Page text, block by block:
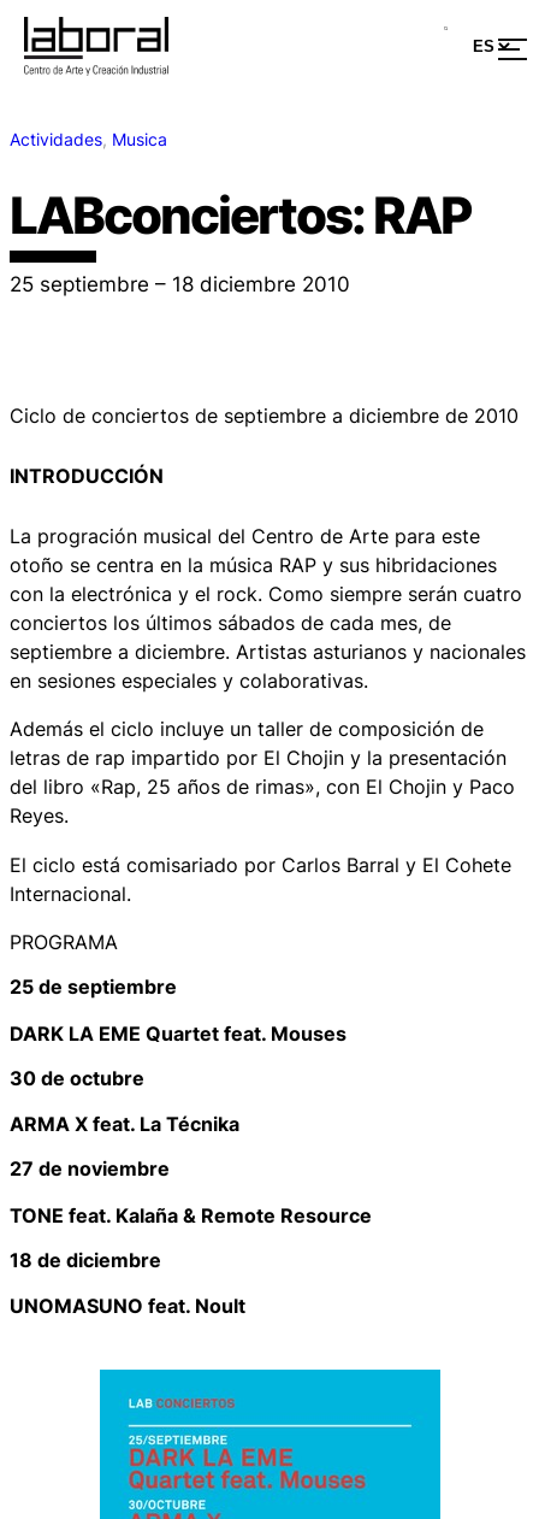
Actividades, Musica
LABconciertos: RAP
25 septiembre – 18 diciembre 2010
Ciclo de conciertos de septiembre a diciembre de 2010
INTRODUCCIÓN
La progración musical del Centro de Arte para este
otoño se centra en la música RAP y sus hibridaciones
con la electrónica y el rock. Como siempre serán cuatro
conciertos los últimos sábados de cada mes, de
septiembre a diciembre. Artistas asturianos y nacionales
en sesiones especiales y colaborativas.
Además el ciclo incluye un taller de composición de
letras de rap impartido por El Chojin y la presentación
del libro «Rap, 25 años de rimas», con El Chojin y Paco
Reyes.
El ciclo está comisariado por Carlos Barral y El Cohete
Internacional.
PROGRAMA
25 de septiembre
DARK LA EME Quartet feat. Mouses
30 de octubre
ARMA X feat. La Técnika
27 de noviembre
TONE feat. Kalaña & Remote Resource
18 de diciembre
UNOMASUNO feat. Noult